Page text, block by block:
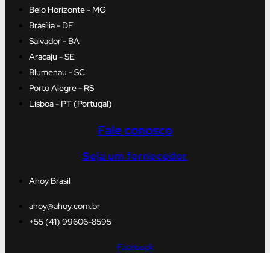
Belo Horizonte - MG
Brasília - DF
Salvador - BA
Aracaju - SE
Blumenau - SC
Porto Alegre - RS
Lisboa - PT (Portugal)
Fale conosco
Seja um fornecedor
Ahoy Brasil
ahoy@ahoy.com.br
+55 (41) 99606-8595
Facebook